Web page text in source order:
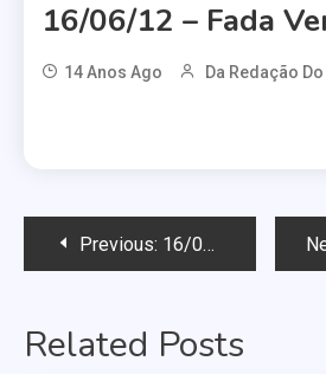
16/06/12 – Fada
14 Anos Ago Da Redação
Navegação
Post
Previous: 16/06/12 – Rabiosa
Related Posts